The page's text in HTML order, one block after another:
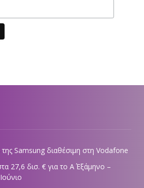
Samsung διαθέσιμη στη Vodafone
27,6 δισ. € για το Α΄ Εξάμηνο –